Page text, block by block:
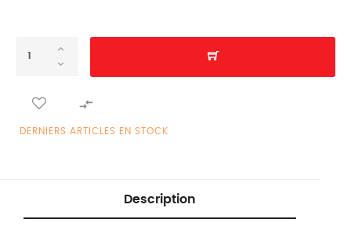

DERNIERS ARTICLES EN STOCK
Description